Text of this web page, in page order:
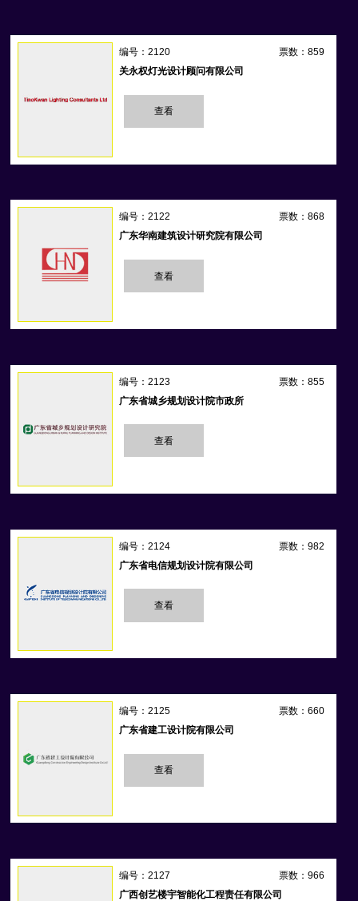
票数：859
编号：2120
关永权灯光设计顾问有限公司
查看
票数：868
编号：2122
广东华南建筑设计研究院有限公司
查看
票数：855
编号：2123
广东省城乡规划设计院市政所
查看
票数：982
编号：2124
广东省电信规划设计院有限公司
查看
票数：660
编号：2125
广东省建工设计院有限公司
查看
票数：966
编号：2127
广西创艺楼宇智能化工程责任有限公司